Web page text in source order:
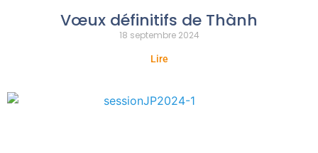
Vœux définitifs de Thành
18 septembre 2024
Lire